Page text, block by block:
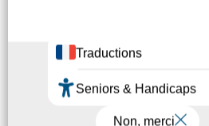
menu
La démarche
Téléchargement